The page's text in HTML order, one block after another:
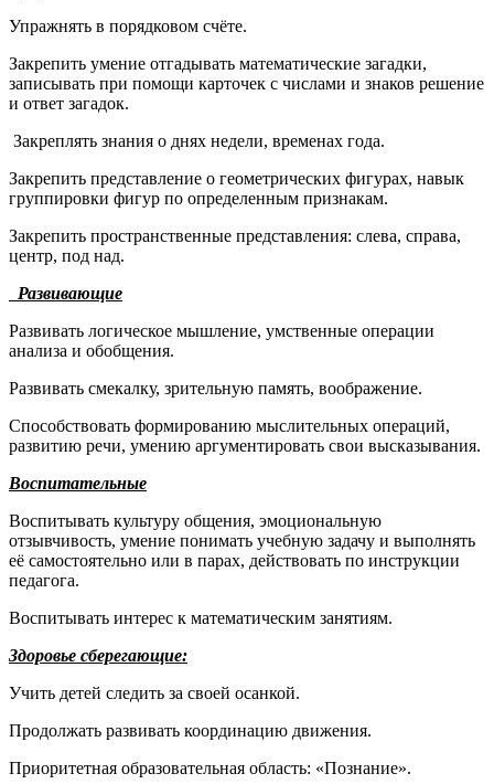
Упражнять в порядковом счёте.
Закрепить умение отгадывать математические загадки,
записывать при помощи карточек с числами и знаков решение
и ответ загадок.
Закреплять знания о днях недели, временах года.
Закрепить представление о геометрических фигурах, навык
группировки фигур по определенным признакам.
Закрепить пространственные представления: слева, справа,
центр, под над.
Развивающие
Развивать логическое мышление, умственные операции
анализа и обобщения.
Развивать смекалку, зрительную память, воображение.
Способствовать формированию мыслительных операций,
развитию речи, умению аргументировать свои высказывания.
Воспитательные
Воспитывать культуру общения, эмоциональную
отзывчивость, умение понимать учебную задачу и выполнять
её самостоятельно или в парах, действовать по инструкции
педагога.
Воспитывать интерес к математическим занятиям.
Здоровье сберегающие:
Учить детей следить за своей осанкой.
Продолжать развивать координацию движения.
Приоритетная образовательная область: «Познание».